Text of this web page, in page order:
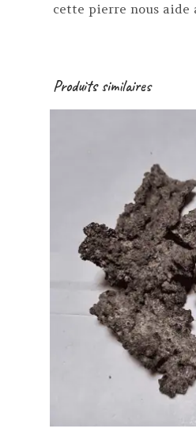
cette pierre nous
Produits similaires